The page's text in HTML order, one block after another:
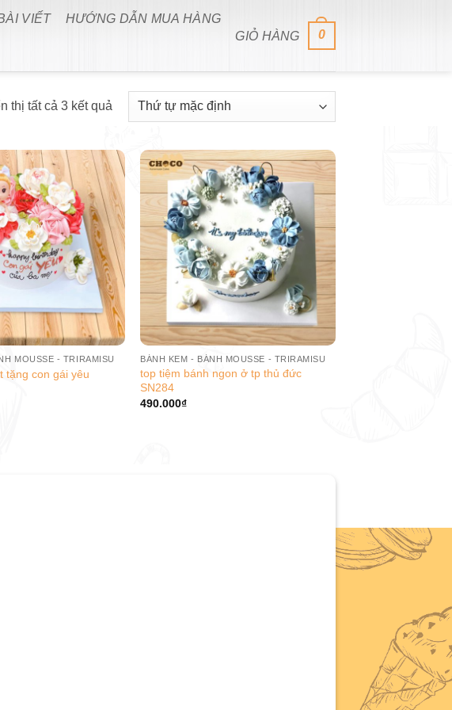
VIẾT
HƯỚNG DẪN MUA HÀNG
GIỎ HÀNG
0
thị tất cả 3 kết quả
MOUSSE - TRIRAMISU
tặng con gái yêu
BÁNH KEM - BÁNH MOUSSE - TRIRAMISU
top tiệm bánh ngon ở tp thủ đức
SN284
490.000₫